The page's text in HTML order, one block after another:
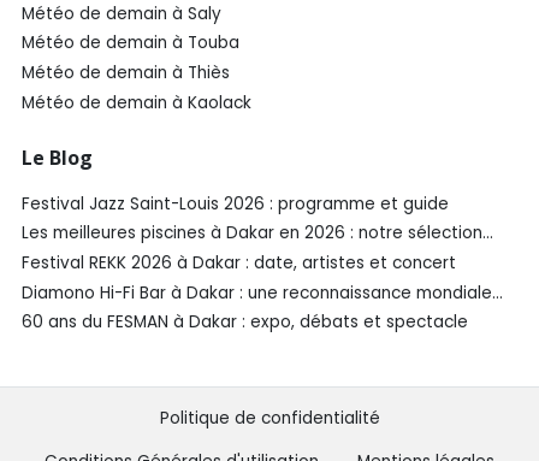
Météo de demain à Saly
Météo de demain à Touba
Météo de demain à Thiès
Météo de demain à Kaolack
Le Blog
Festival Jazz Saint-Louis 2026 : programme et guide
Les meilleures piscines à Dakar en 2026 : notre sélection
SénéGuide
Festival REKK 2026 à Dakar : date, artistes et concert
Diamono Hi-Fi Bar à Dakar : une reconnaissance mondiale
aux Spirited Awards®️ 2026
60 ans du FESMAN à Dakar : expo, débats et spectacle
Politique de confidentialité